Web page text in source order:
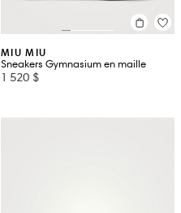
MIU MIU
Sneakers Gymnasium en maille
1 520 $